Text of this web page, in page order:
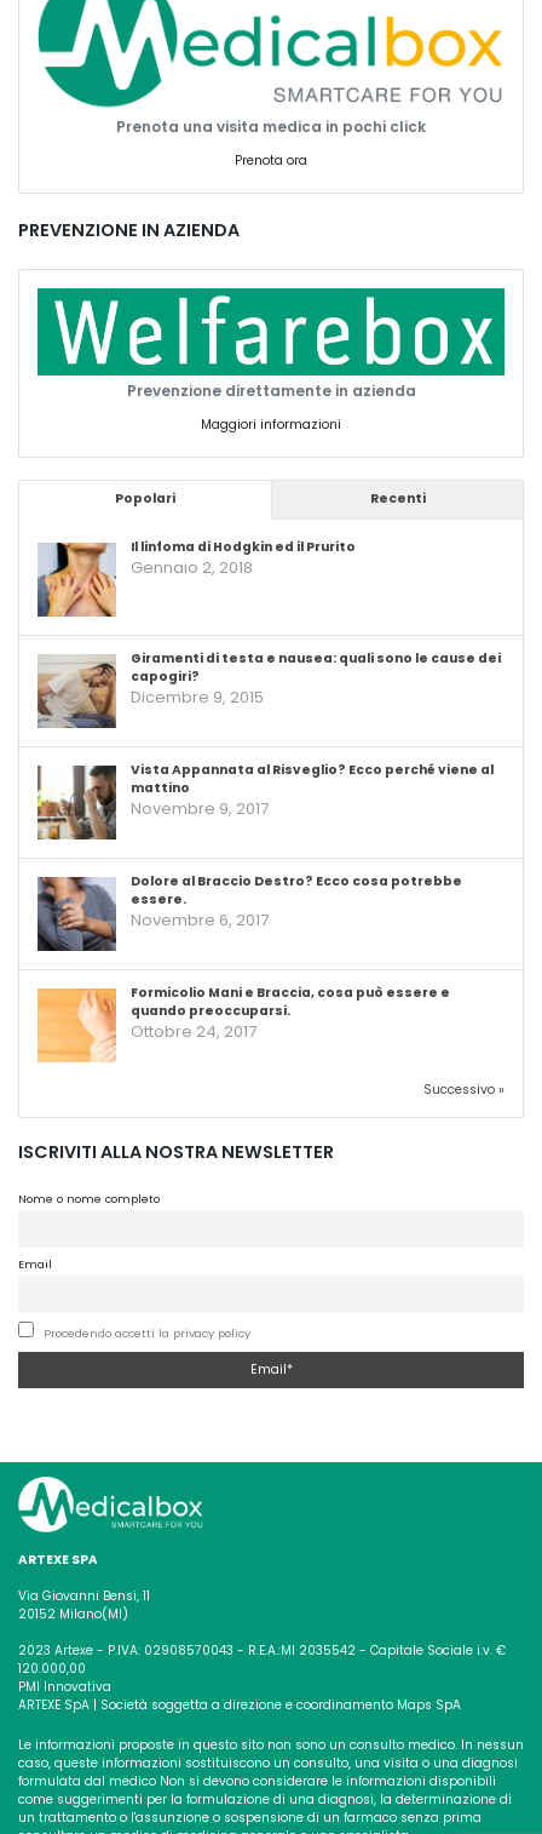
Prenota una visita medica in pochi click
Prenota ora
PREVENZIONE IN AZIENDA
Prevenzione direttamente in azienda
Maggiori informazioni
Popolari Recenti
Il linfoma di Hodgkin ed il Prurito
Gennaio 2, 2018
Giramenti di testa e nausea: quali sono le cause dei
capogiri?
Dicembre 9, 2015
Vista Appannata al Risveglio? Ecco perché viene al
mattino
Novembre 9, 2017
Dolore al Braccio Destro? Ecco cosa potrebbe
essere.
Novembre 6, 2017
Formicolio Mani e Braccia, cosa può essere e
quando preoccuparsi.
Ottobre 24, 2017
Successivo »
ISCRIVITI ALLA NOSTRA NEWSLETTER
Nome o nome completo
Email
Procedendo accetti la privacy policy
ARTEXE SPA
Via Giovanni Bensi, 11
20152 Milano(MI)
2023 Artexe - P.IVA: 02908570043 - R.E.A.:MI 2035542 - Capitale Sociale i.v. €
120.000,00
PMI Innovativa
ARTEXE SpA | Società soggetta a direzione e coordinamento Maps SpA
Le informazioni proposte in questo sito non sono un consulto medico. In nessun
caso, queste informazioni sostituiscono un consulto, una visita o una diagnosi
formulata dal medico Non si devono considerare le informazioni disponibili
come suggerimenti per la formulazione di una diagnosi, la determinazione di
un trattamento o l'assunzione o sospensione di un farmaco senza prima